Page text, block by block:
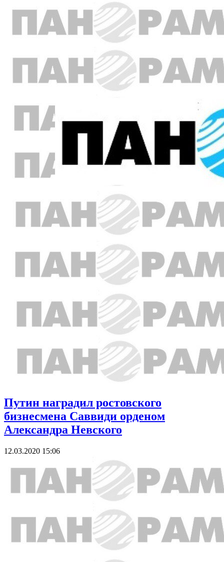
Путин наградил ростовского
бизнесмена Саввиди орденом
Александра Невского
12.03.2020 15:06